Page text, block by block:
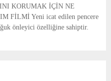
KORUMAK İÇİN NE
FİLMİ Yeni icat edilen pencere
önleyici özelliğine sahiptir.